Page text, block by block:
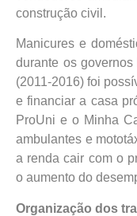
construção civil.
Manicures e
durante os
(2011-2016) foi
e financiar a casa
ProUni e o Minha
ambulantes e
a renda cair com o
o aumento do
Organização dos